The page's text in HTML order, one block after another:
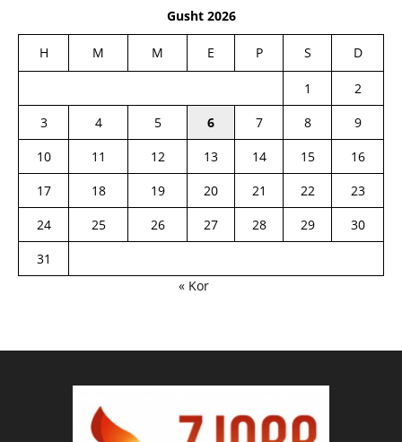
Gusht 2026
H M M E P S D
1
2
3
4 5 6 7 8
9
10
11 12 13 14 15
16
17
18 19 20 21 22
23
24
25 26 27 28 29
30
31
« Kor